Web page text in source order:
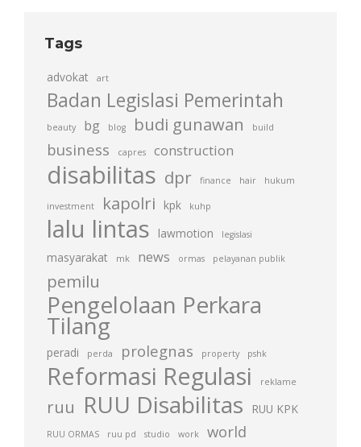
Tags
advokat art
Badan Legislasi Pemerintah
beauty bg blog budi gunawan build
business capres construction
disabilitas dpr finance hair hukum
investment kapolri kpk kuhp
lalu lintas lawmotion legislasi
masyarakat mk news ormas pelayanan publik
pemilu
Pengelolaan Perkara
Tilang
peradi perda prolegnas property pshk
Reformasi Regulasi reklame
ruu RUU Disabilitas RUU KPK
RUU ORMAS ruu pd studio work world